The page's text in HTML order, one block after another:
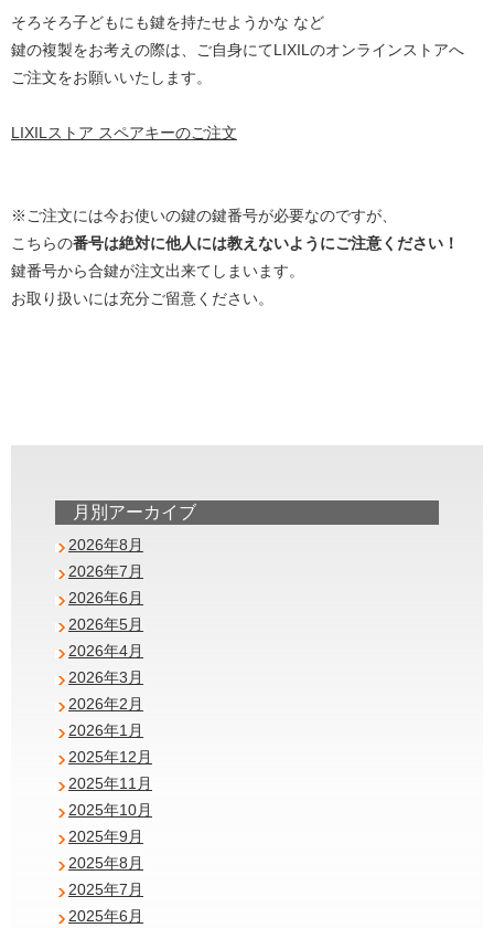
そろそろ子どもにも鍵を持たせようかな など
鍵の複製をお考えの際は、ご自身にてLIXILのオンラインストアへ
ご注文をお願いいたします。
LIXILストア スペアキーのご注文
※ご注文には今お使いの鍵の鍵番号が必要なのですが、
こちらの番号は絶対に他人には教えないようにご注意ください！
鍵番号から合鍵が注文出来てしまいます。
お取り扱いには充分ご留意ください。
月別アーカイブ
2026年8月
2026年7月
2026年6月
2026年5月
2026年4月
2026年3月
2026年2月
2026年1月
2025年12月
2025年11月
2025年10月
2025年9月
2025年8月
2025年7月
2025年6月